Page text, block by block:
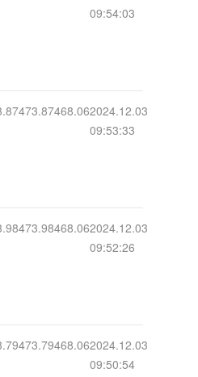
09:54:03
473.87468.062024.12.03
09:53:33
473.98468.062024.12.03
09:52:26
473.79468.062024.12.03
09:50:54